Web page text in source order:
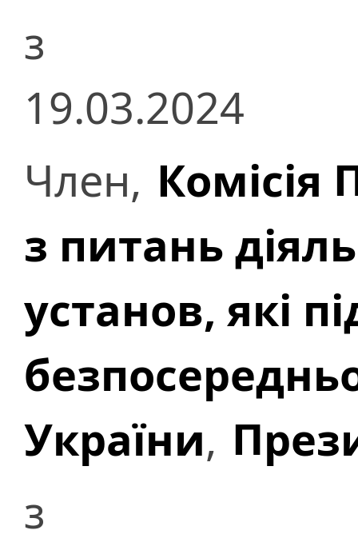
з
19.03.2024
Член, Комісія
з питань
установ, які
України,
з